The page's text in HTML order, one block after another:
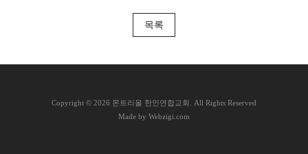
목록
Copyright © 2026 몬트리올 한인연합교회. All Rights Reserved
Made by Webzigi.com